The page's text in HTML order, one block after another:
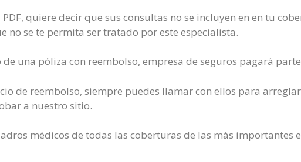
quiere decir que sus consultas no se incluyen en en tu
no se te permita ser tratado por este especialista.
una póliza con reembolso, empresa de seguros pagará
de reembolso, siempre puedes llamar con ellos para
a nuestro sitio.
médicos de todas las coberturas de las más importantes